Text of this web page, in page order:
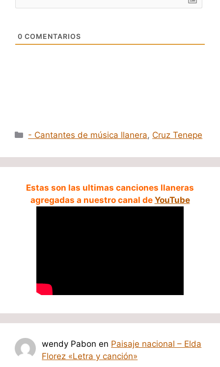
0 COMENTARIOS
Categorías
- Cantantes de música llanera, Cruz Tenepe
Estas son las ultimas canciones llaneras
agregadas a nuestro canal de YouTube
wendy Pabon en Paisaje nacional – Elda
Florez «Letra y canción»